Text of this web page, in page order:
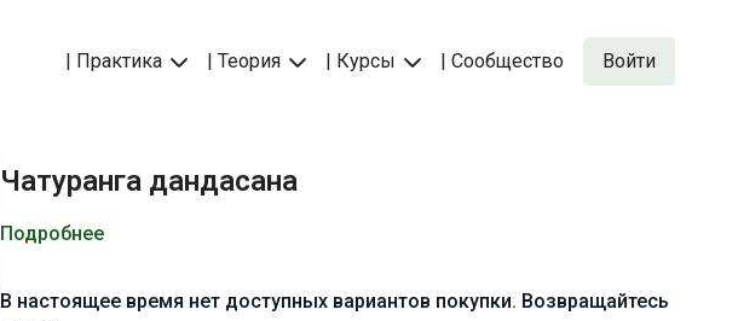
| Практика | Теория | Курсы | Сообщество Войти
Чатуранга дандасана
Подробнее
В настоящее время нет доступных вариантов покупки. Возвращайтесь